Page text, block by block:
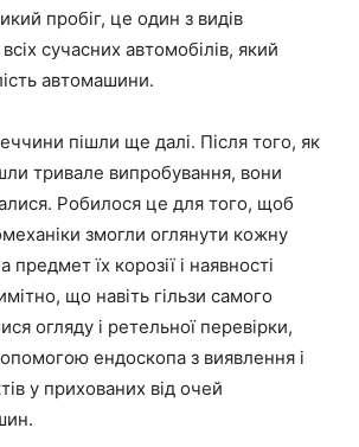
пробіг, це один з видів
сучасних автомобілів, який
автомашини.
пішли ще далі. Після того, як
тривале випробування, вони
Робилося це для того, щоб
змогли оглянути кожну
їх корозії і наявності
що навіть гільзи самого
огляду і ретельної перевірки,
ендоскопа з виявлення і
у прихованих від очей